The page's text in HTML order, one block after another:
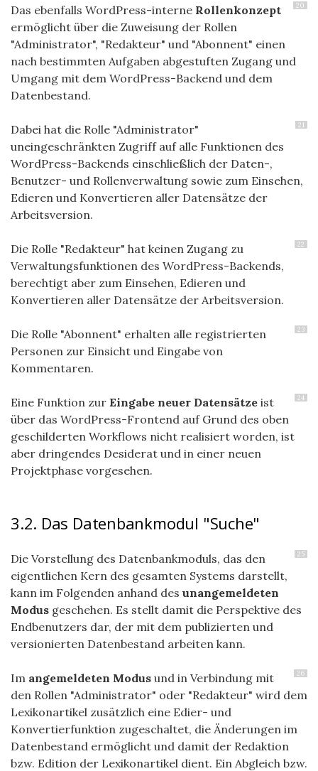
20
Das ebenfalls WordPress-interne Rollenkonzept
ermöglicht über die Zuweisung der Rollen
"Administrator", "Redakteur" und "Abonnent" einen
nach bestimmten Aufgaben abgestuften Zugang und
Umgang mit dem WordPress-Backend und dem
Datenbestand.
21
Dabei hat die Rolle "Administrator"
uneingeschränkten Zugriff auf alle Funktionen des
WordPress-Backends einschließlich der Daten-,
Benutzer- und Rollenverwaltung sowie zum Einsehen,
Edieren und Konvertieren aller Datensätze der
Arbeitsversion.
22
Die Rolle "Redakteur" hat keinen Zugang zu
Verwaltungsfunktionen des WordPress-Backends,
berechtigt aber zum Einsehen, Edieren und
Konvertieren aller Datensätze der Arbeitsversion.
23
Die Rolle "Abonnent" erhalten alle registrierten
Personen zur Einsicht und Eingabe von
Kommentaren.
24
Eine Funktion zur Eingabe neuer Datensätze ist
über das WordPress-Frontend auf Grund des oben
geschilderten Workflows nicht realisiert worden, ist
aber dringendes Desiderat und in einer neuen
Projektphase vorgesehen.
3.2. Das Datenbankmodul "Suche"
25
Die Vorstellung des Datenbankmoduls, das den
eigentlichen Kern des gesamten Systems darstellt,
kann im Folgenden anhand des unangemeldeten
Modus geschehen. Es stellt damit die Perspektive des
Endbenutzers dar, der mit dem publizierten und
versionierten Datenbestand arbeiten kann.
26
Im angemeldeten Modus und in Verbindung mit
den Rollen "Administrator" oder "Redakteur" wird dem
Lexikonartikel zusätzlich eine Edier- und
Konvertierfunktion zugeschaltet, die Änderungen im
Datenbestand ermöglicht und damit der Redaktion
bzw. Edition der Lexikonartikel dient. Ein Abgleich bzw.